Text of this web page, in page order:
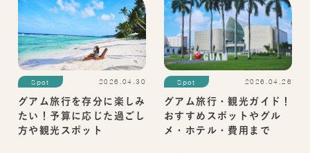
Spot 2026.04.30
グアム旅行を存分に楽しみ
たい！予算に応じた過ごし
方や観光スポット
Spot 2026.04.26
グアム旅行・観光ガイド！
おすすめスポットやグル
メ・ホテル・費用まで